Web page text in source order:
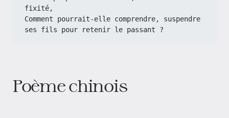
fixité,
Comment pourrait-elle comprendre, suspendre
ses fils pour retenir le passant ?
Poème chinois